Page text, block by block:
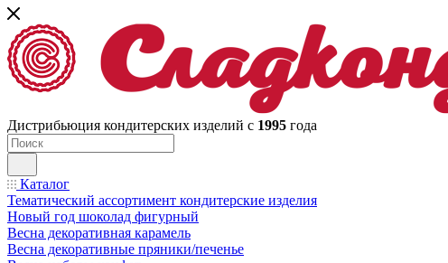
Дистрибьюция кондитерских изделий с 1995 года
Каталог
Тематический ассортимент кондитерские изделия
Новый год шоколад фигурный
Весна декоративная карамель
Весна декоративные пряники/печенье